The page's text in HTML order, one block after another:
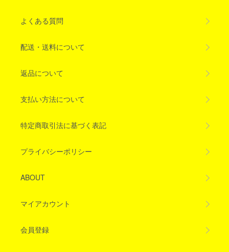
よくある質問
配送・送料について
返品について
支払い方法について
特定商取引法に基づく表記
プライバシーポリシー
ABOUT
マイアカウント
会員登録